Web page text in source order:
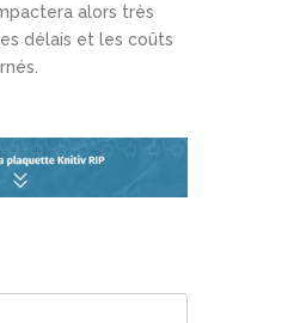
alors très
délais et les coûts